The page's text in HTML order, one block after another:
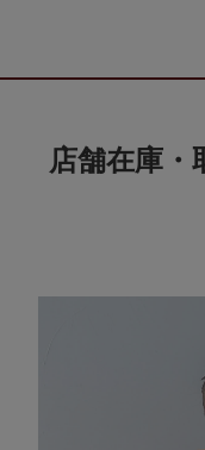
店舗在庫